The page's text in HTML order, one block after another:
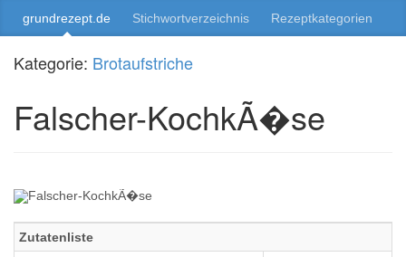
grundrezept.de Stichwortverzeichnis Rezeptkategorien
Kategorie: Brotaufstriche
Falscher-KochkÃ�se
Zutatenliste